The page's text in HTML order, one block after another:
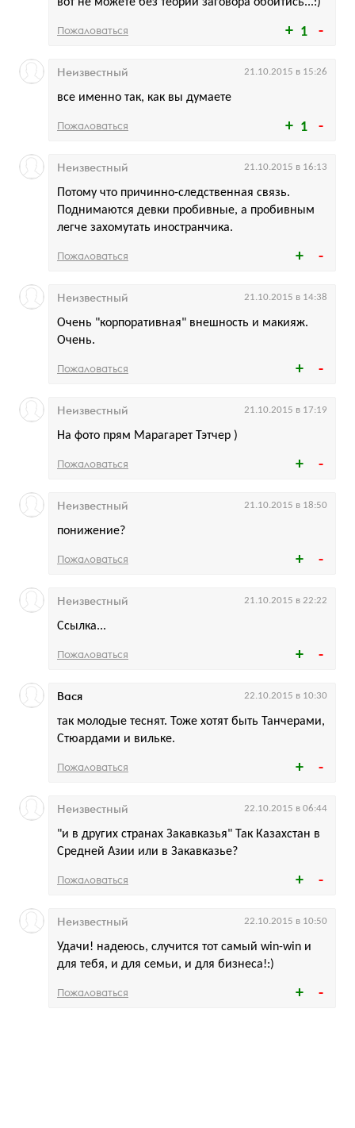
1
Пожаловаться
1
все именно так, как вы думаете
Неизвестный 21.10.2015 в 15:26
Пожаловаться
Потому что причинно-следственная связь.
Поднимаются девки пробивные, а пробивным
легче захомутать иностранчика.
Неизвестный 21.10.2015 в 16:13
Пожаловаться
Очень "корпоративная" внешность и макияж.
Очень.
Неизвестный 21.10.2015 в 14:38
Пожаловаться
На фото прям Марагарет Тэтчер )
Неизвестный 21.10.2015 в 17:19
Пожаловаться
понижение?
Неизвестный 21.10.2015 в 18:50
Пожаловаться
Ссылка...
Неизвестный 21.10.2015 в 22:22
Пожаловаться
так молодые теснят. Тоже хотят быть Танчерами,
Стюардами и вильке.
Вася 22.10.2015 в 10:30
Пожаловаться
"и в других странах Закавказья" Так Казахстан в
Средней Азии или в Закавказье?
Неизвестный 22.10.2015 в 06:44
Пожаловаться
Удачи! надеюсь, случится тот самый win-win и
для тебя, и для семьи, и для бизнеса!:)
Неизвестный 22.10.2015 в 10:50
Пожаловаться